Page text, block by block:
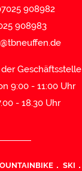
908982
908983
Geschäftsstelle
9:00 - 11:00 Uhr
- 18.30 Uhr
SKI